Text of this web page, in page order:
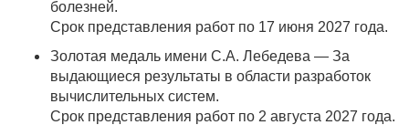
болезней.
Срок представления работ по 17 июня 2027 года.
Золотая медаль имени С.А. Лебедева — За
выдающиеся результаты в области разработок
вычислительных систем.
Срок представления работ по 2 августа 2027 года.